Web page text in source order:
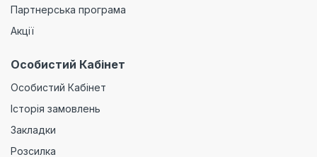
Партнерська програма
Акції
Особистий Кабінет
Особистий Кабінет
Історія замовлень
Закладки
Розсилка